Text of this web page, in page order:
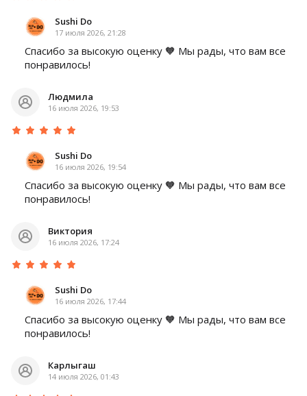
Sushi Do
17 июля 2026, 21:28
Спасибо за высокую оценку 🧡 Мы рады, что вам все
понравилось!
Людмила
16 июля 2026, 19:53
Sushi Do
16 июля 2026, 19:54
Спасибо за высокую оценку 🧡 Мы рады, что вам все
понравилось!
Виктория
16 июля 2026, 17:24
Sushi Do
16 июля 2026, 17:44
Спасибо за высокую оценку 🧡 Мы рады, что вам все
понравилось!
Карлыгаш
14 июля 2026, 01:43